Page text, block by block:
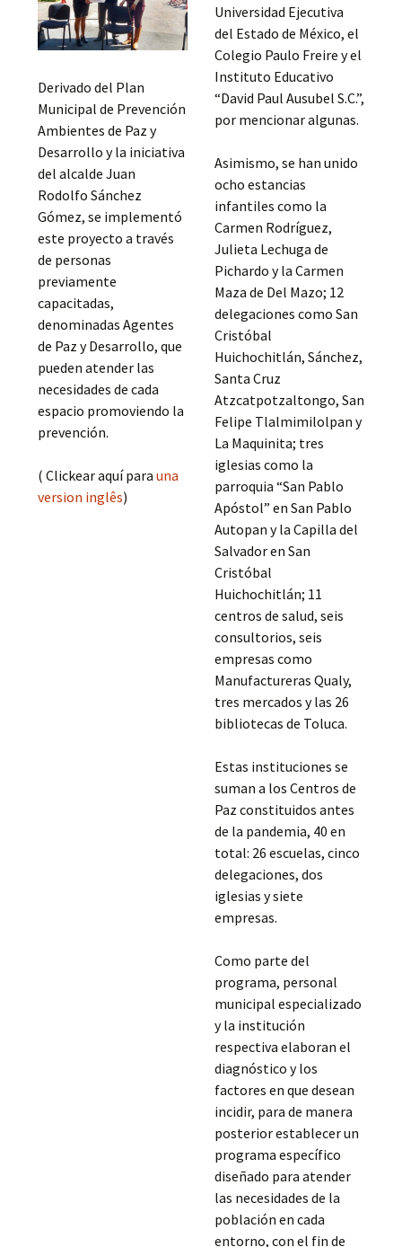
Derivado del Plan
Municipal de Prevención
Ambientes de Paz y
Desarrollo y la iniciativa
del alcalde Juan
Rodolfo Sánchez
Gómez, se implementó
este proyecto a través
de personas
previamente
capacitadas,
denominadas Agentes
de Paz y Desarrollo, que
pueden atender las
necesidades de cada
espacio promoviendo la
prevención.
( Clickear aquí parauna
version inglês)
Universidad Ejecutiva
del Estado de México, el
Colegio Paulo Freire y el
Instituto Educativo
“David Paul Ausubel S.C.”,
por mencionar algunas.
Asimismo, se han unido
ocho estancias
infantiles como la
Carmen Rodríguez,
Julieta Lechuga de
Pichardo y la Carmen
Maza de Del Mazo; 12
delegaciones como San
Cristóbal
Huichochitlán, Sánchez,
Santa Cruz
Atzcatpotzaltongo, San
Felipe Tlalmimilolpan y
La Maquinita; tres
iglesias como la
parroquia “San Pablo
Apóstol” en San Pablo
Autopan y la Capilla del
Salvador en San
Cristóbal
Huichochitlán; 11
centros de salud, seis
consultorios, seis
empresas como
Manufactureras Qualy,
tres mercados y las 26
bibliotecas de Toluca.
Estas instituciones se
suman a los Centros de
Paz constituidos antes
de la pandemia, 40 en
total: 26 escuelas, cinco
delegaciones, dos
iglesias y siete
empresas.
Como parte del
programa, personal
municipal especializado
y la institución
respectiva elaboran el
diagnóstico y los
factores en que desean
incidir, para de manera
posterior establecer un
programa específico
diseñado para atender
las necesidades de la
población en cada
entorno, con el fin de